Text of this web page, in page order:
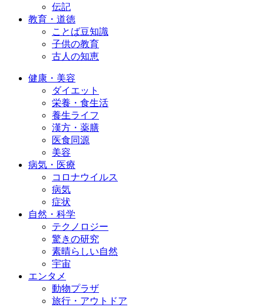
伝記
教育・道徳
ことば豆知識
子供の教育
古人の知恵
健康・美容
ダイエット
栄養・食生活
養生ライフ
漢方・薬膳
医食同源
美容
病気・医療
コロナウイルス
病気
症状
自然・科学
テクノロジー
驚きの研究
素晴らしい自然
宇宙
エンタメ
動物プラザ
旅行・アウトドア